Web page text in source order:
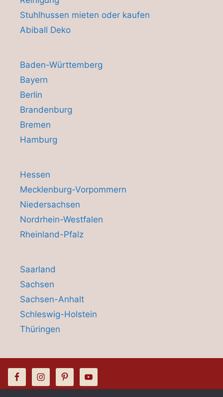
Stuhlhussen mieten oder kaufen
Abiball Deko
Baden-Württemberg
Bayern
Berlin
Brandenburg
Bremen
Hamburg
Hessen
Mecklenburg-Vorpommern
Niedersachsen
Nordrhein-Westfalen
Rheinland-Pfalz
Saarland
Sachsen
Sachsen-Anhalt
Schleswig-Holstein
Thüringen